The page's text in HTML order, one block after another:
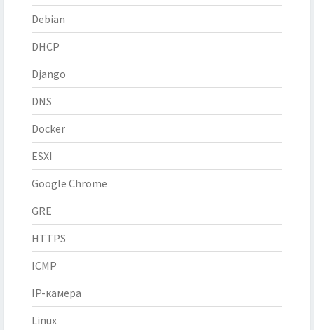
Debian
DHCP
Django
DNS
Docker
ESXI
Google Chrome
GRE
HTTPS
ICMP
IP-камера
Linux